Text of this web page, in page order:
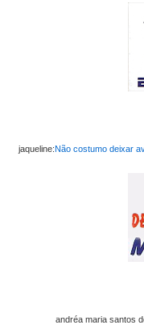
jaqueline:Não costumo deixar
andréa maria santos